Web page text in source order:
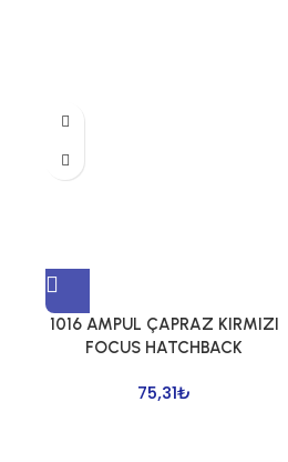
1016 AMPUL ÇAPRAZ KIRMIZI
FOCUS HATCHBACK
75,31₺